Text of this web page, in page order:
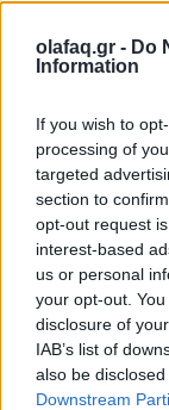
olafaq.gr - Do
Information
If you wish to
processing of
targeted
section to
opt-out request
interest-based
us or personal
your opt-out.
disclosure of
IAB’s list of
also be
Downstream